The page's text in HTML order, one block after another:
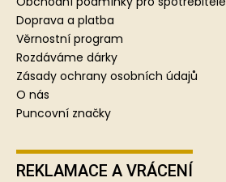
Doprava a platba
Věrnostní program
Rozdáváme dárky
Zásady ochrany osobních údajů
O nás
Puncovní značky
REKLAMACE A VRÁCENÍ